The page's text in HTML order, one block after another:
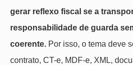
gerar reflexo fiscal se a
responsabilidade de guarda
coerente. Por isso, o tema deve
contrato, CT-e, MDF-e, XML,